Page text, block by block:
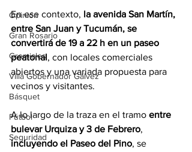
Opinión
Gran Rosario
Gremiales
Villa Gobernador Gálvez
Básquet
Fútbol
Seguridad
En ese contexto, la avenida San Martín,
entre San Juan y Tucumán, se
convertirá de 19 a 22 h en un paseo
peatonal, con locales comerciales
abiertos y una variada propuesta para
vecinos y visitantes.
A lo largo de la traza en el tramo entre
bulevar Urquiza y 3 de Febrero,
incluyendo el Paseo del Pino, se